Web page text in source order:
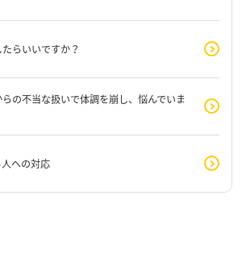
らいいですか？
の不当な扱いで体調を崩し、悩んでいま
への対応